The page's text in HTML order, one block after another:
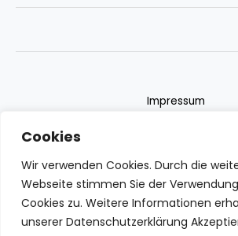
Cookies
Wir verwenden Cookies. Durch die
Webseite stimmen Sie der
Cookies zu. Weitere Informationen
unserer Datenschutzerklärung
Impressum